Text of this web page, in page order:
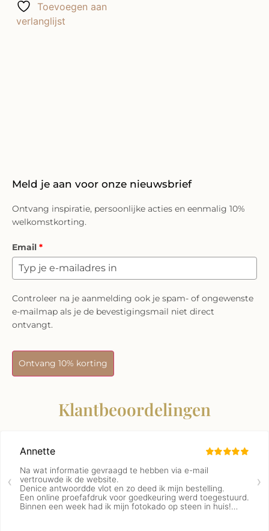
Toevoegen aan
verlanglijst
Meld je aan voor onze nieuwsbrief
Ontvang inspiratie, persoonlijke acties en eenmalig 10%
welkomstkorting.
Email *
Controleer na je aanmelding ook je spam- of ongewenste
e-mailmap als je de bevestigingsmail niet direct
ontvangt.
Ontvang 10% korting
Klantbeoordelingen